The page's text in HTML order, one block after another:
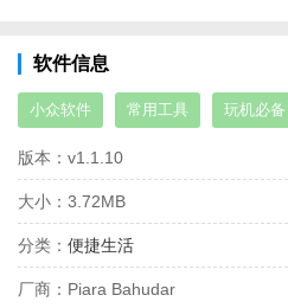
软件信息
小众软件 常用工具 玩机必备
版本： v1.1.10
大小： 3.72MB
分类： 便捷生活
厂商： Piara Bahudar